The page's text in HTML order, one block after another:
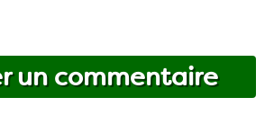
un commentaire